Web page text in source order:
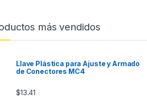
más vendidos
Llave Plástica para Ajuste y Armado
de Conectores MC4
$13.41